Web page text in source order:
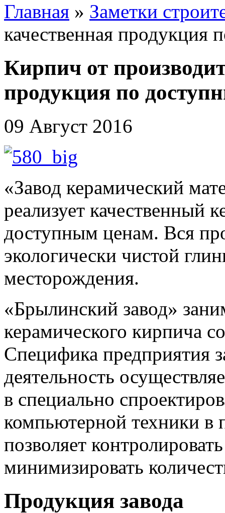
Главная » Заметки
качественная продукция
Кирпич от
продукция по
09 Август 2016
«Завод керамический
реализует качественный
доступным ценам. Вся
экологически чистой
месторождения.
«Брылинский завод»
керамического кирпича
Специфика предприятия
деятельность
в специально
компьютерной техники в
позволяет
минимизировать
Продукция завода